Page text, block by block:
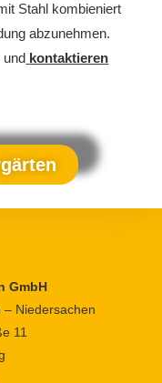
Stahl kombieniert
abzunehmen.
und kontaktieren
GmbH
– Niedersachen
11